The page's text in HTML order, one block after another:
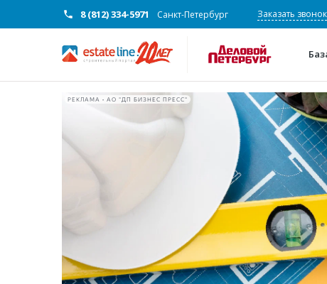
8 (812) 334-5971 Санкт-Петербург Заказать звонок
РЕКЛАМА • АО "ДП БИЗНЕС ПРЕСС"